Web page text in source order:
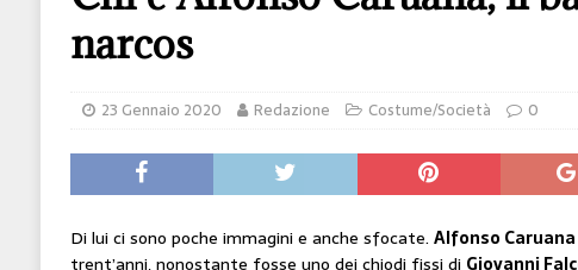
[ 7 Febbraio 2020 ] Nato con l’Austria-Ungheria e
viveva nel futuro
ARTE
narcos
23 Gennaio 2020 Redazione Costume/Società 0
Di lui ci sono poche immagini e anche sfocate. Alfonso Caruana
trent’anni, nonostante fosse uno dei chiodi fissi di Giovanni